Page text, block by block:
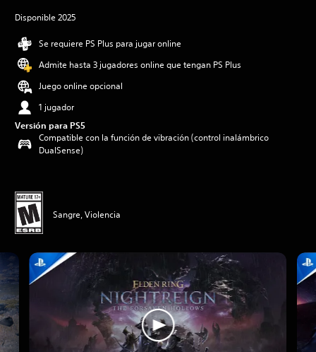
Disponible 2025
Se requiere PS Plus para jugar online
Admite hasta 3 jugadores online que tengan PS Plus
Juego online opcional
1 jugador
Versión para PS5
Compatible con la función de vibración (control inalámbrico
DualSense)
Sangre, Violencia